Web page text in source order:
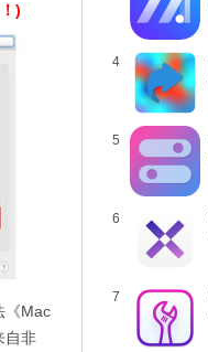
4
5
6
7
)
《Mac
自非